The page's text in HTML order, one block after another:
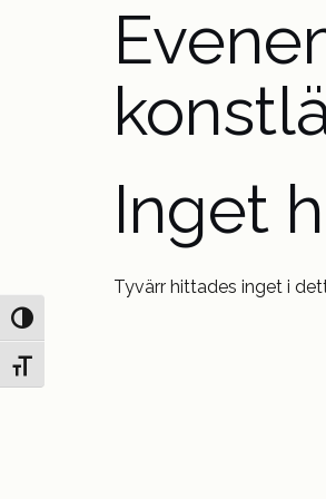
Slå på/av hög kontrast
Slå på/av textstorlek
Inget
Tyvärr hittades inget i